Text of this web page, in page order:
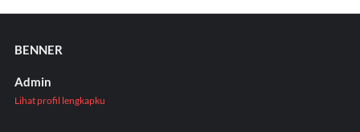
BENNER
Admin
Lihat profil lengkapku